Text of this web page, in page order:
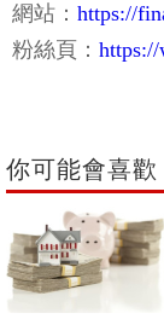
網站： https://
粉絲頁：
你可能會喜歡